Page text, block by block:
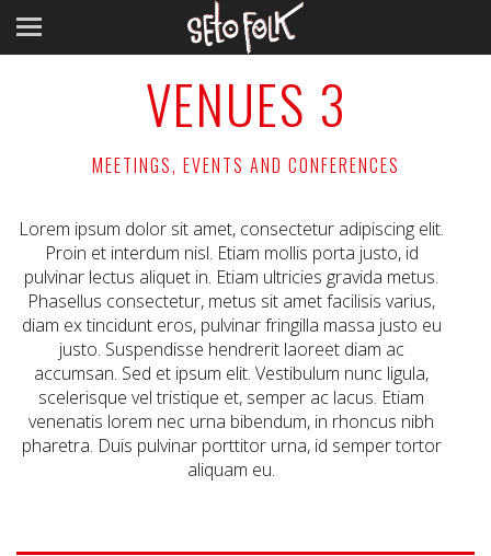
VENUES 3
MEETINGS, EVENTS AND CONFERENCES
Lorem ipsum dolor sit amet, consectetur adipiscing elit.
Proin et interdum nisl. Etiam mollis porta justo, id
pulvinar lectus aliquet in. Etiam ultricies gravida metus.
Phasellus consectetur, metus sit amet facilisis varius,
diam ex tincidunt eros, pulvinar fringilla massa justo eu
justo. Suspendisse hendrerit laoreet diam ac
accumsan. Sed et ipsum elit. Vestibulum nunc ligula,
scelerisque vel tristique et, semper ac lacus. Etiam
venenatis lorem nec urna bibendum, in rhoncus nibh
pharetra. Duis pulvinar porttitor urna, id semper tortor
aliquam eu.